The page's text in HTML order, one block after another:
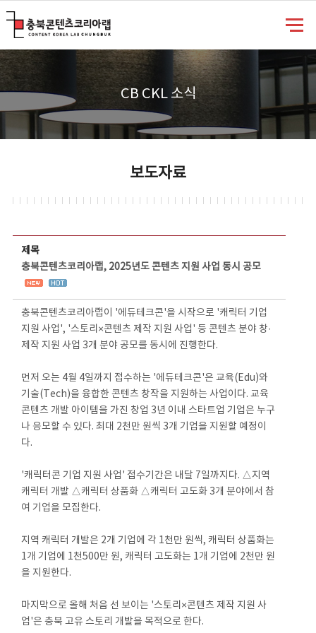
CB CKL 소식
보도자료
제목
충북콘텐츠코리아랩, 2025년도 콘텐츠 지원 사업 동시 공모
충북콘텐츠코리아랩이 '에듀테크콘'을 시작으로 '캐릭터 기업
지원 사업', '스토리×콘텐츠 제작 지원 사업' 등 콘텐츠 분야 창·
제작 지원 사업 3개 분야 공모를 동시에 진행한다.
먼저 오는 4월 4일까지 접수하는 '에듀테크콘'은 교육(Edu)와
기술(Tech)을 융합한 콘텐츠 창작을 지원하는 사업이다. 교육
콘텐츠 개발 아이템을 가진 창업 3년 이내 스타트업 기업은 누구
나 응모할 수 있다. 최대 2천만 원씩 3개 기업을 지원할 예정이
다.
'캐릭터콘 기업 지원 사업' 접수기간은 내달 7일까지다. △지역
캐릭터 개발 △캐릭터 상품화 △캐릭터 고도화 3개 분야에서 참
여 기업을 모집한다.
지역 캐릭터 개발은 2개 기업에 각 1천만 원씩, 캐릭터 상품화는
1개 기업에 1천500만 원, 캐릭터 고도화는 1개 기업에 2천만 원
을 지원한다.
마지막으로 올해 처음 선 보이는 '스토리×콘텐츠 제작 지원 사
업'은 충북 고유 스토리 개발을 목적으로 한다.